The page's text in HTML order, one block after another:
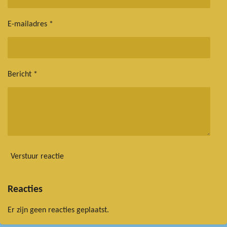
E-mailadres *
Bericht *
Verstuur reactie
Reacties
Er zijn geen reacties geplaatst.